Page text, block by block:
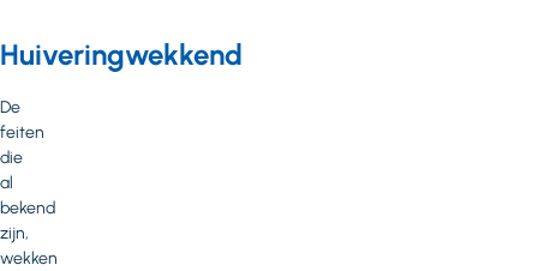
Huiveringwekkend
De
feiten
die
al
bekend
zijn,
wekken